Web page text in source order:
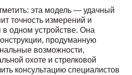
эта модель — удачный
точность измерений и
в одном устройстве. Она
продуманную
возможности,
охоте и стрелковой
консультацию специалистов